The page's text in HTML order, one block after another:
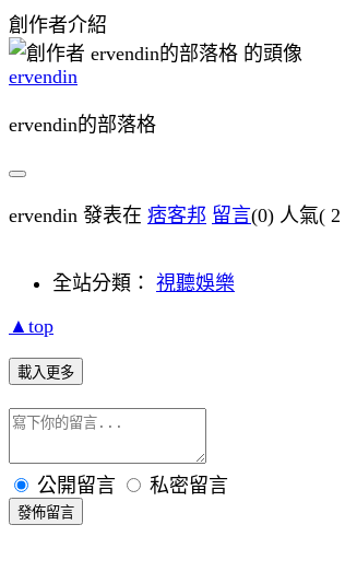
創作者介紹
ervendin
ervendin的部落格
ervendin 發表在 痞客邦 留言(0) 人氣( 2
全站分類： 視聽娛樂
▲top
載入更多
公開留言 私密留言
發佈留言